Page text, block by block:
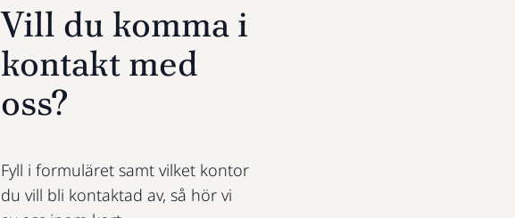
Vill du komma i
kontakt med
oss?
Fyll i formuläret samt vilket kontor
du vill bli kontaktad av, så hör vi